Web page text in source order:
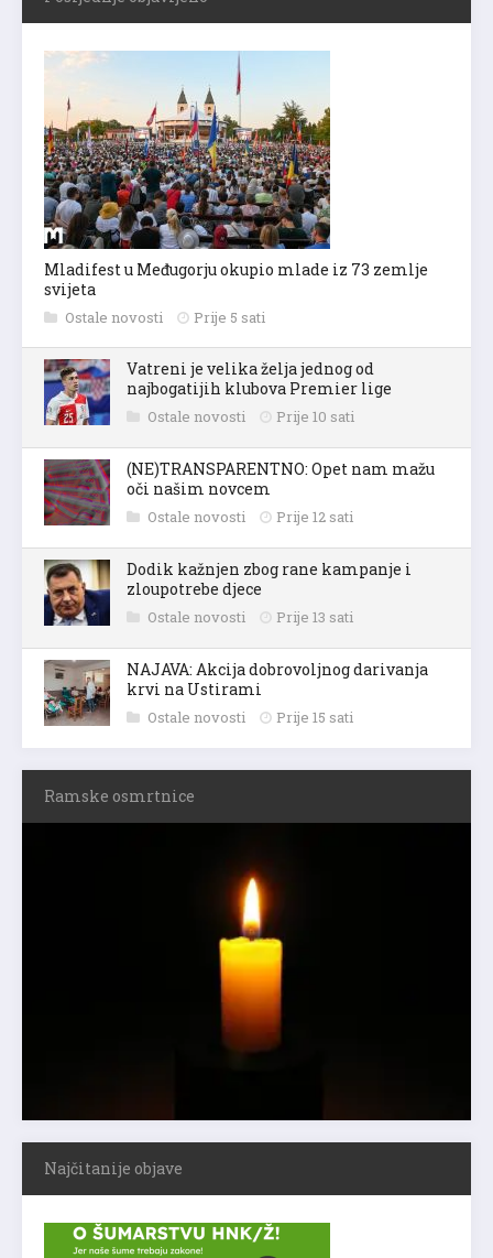
Mladifest u Međugorju okupio mlade iz 73 zemlje
svijeta
Ostale novosti Prije 5 sati
Vatreni je velika želja jednog od
najbogatijih klubova Premier lige
Ostale novosti Prije 10 sati
(NE)TRANSPARENTNO: Opet nam mažu
oči našim novcem
Ostale novosti Prije 12 sati
Dodik kažnjen zbog rane kampanje i
zloupotrebe djece
Ostale novosti Prije 13 sati
NAJAVA: Akcija dobrovoljnog darivanja
krvi na Ustirami
Ostale novosti Prije 15 sati
Ramske osmrtnice
Najčitanije objave